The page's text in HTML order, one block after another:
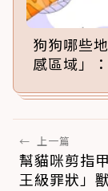
狗狗哪些
感區域」
← 上一篇
幫貓咪剪指
王級罪狀」